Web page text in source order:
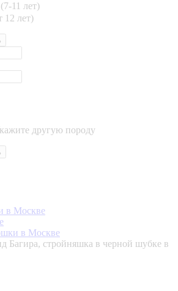
11 лет)
12 лет)
другую породу
в Москве
в Москве
Багира, стройняшка в черной шубке в